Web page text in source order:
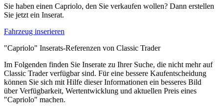
Sie haben einen Capriolo, den Sie verkaufen wollen? Dann erstellen
Sie jetzt ein Inserat.
Fahrzeug inserieren
"Capriolo" Inserats-Referenzen von Classic Trader
Im Folgenden finden Sie Inserate zu Ihrer Suche, die nicht mehr auf
Classic Trader verfügbar sind. Für eine bessere Kaufentscheidung
können Sie sich mit Hilfe dieser Informationen ein besseres Bild
über Verfügbarkeit, Wertentwicklung und aktuellen Preis eines
"Capriolo" machen.